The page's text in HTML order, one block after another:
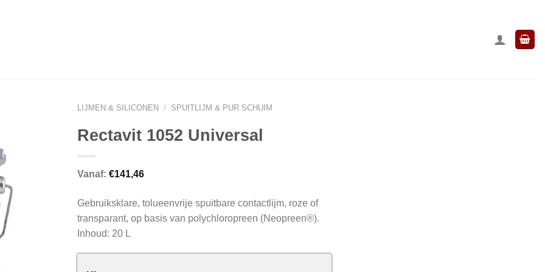
LIJMEN & SILICONEN / SPUITLIJM & PUR SCHUIM
Rectavit 1052 Universal
Vanaf: €141,46
Gebruiksklare, tolueenvrije spuitbare contactlijm, roze of
transparant, op basis van polychloropreen (Neopreen®).
Inhoud: 20 L